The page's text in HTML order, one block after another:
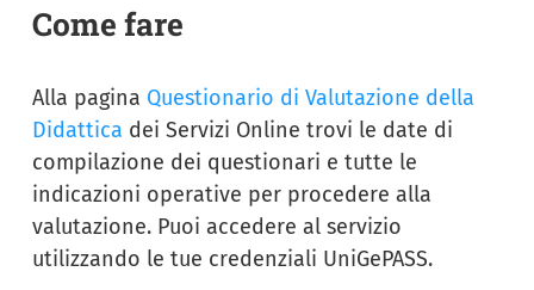
Come fare
Alla pagina Questionario di Valutazione della
Didattica dei Servizi Online trovi le date di
compilazione dei questionari e tutte le
indicazioni operative per procedere alla
valutazione. Puoi accedere al servizio
utilizzando le tue credenziali UniGePASS.